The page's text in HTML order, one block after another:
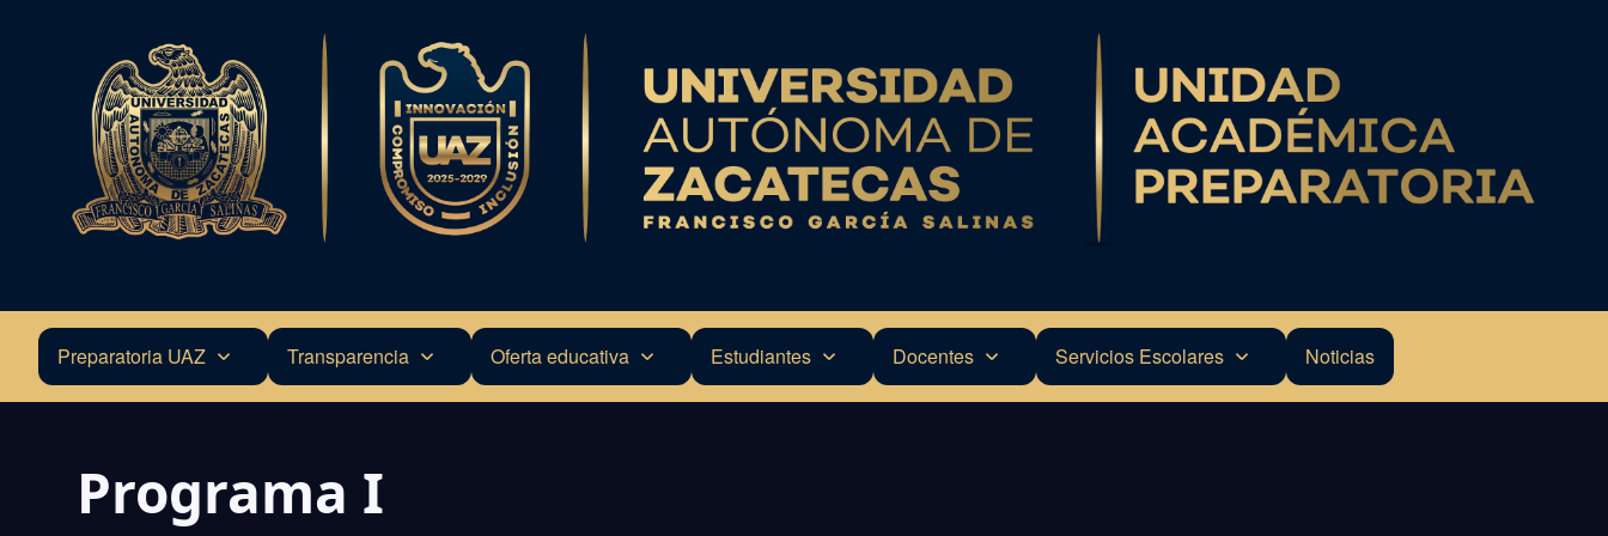
Navegación
Preparatoria UAZ Transparencia Oferta educativa Estudiantes Docentes Servicios Escolares Noticias
Programa I